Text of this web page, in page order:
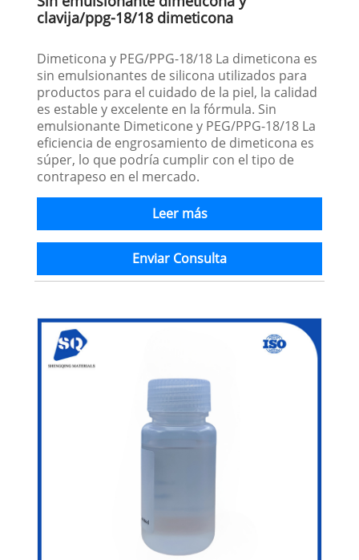
clavija/ppg-18/18 dimeticona
Dimeticona y PEG/PPG-18/18 La dimeticona es
sin emulsionantes de silicona utilizados para
productos para el cuidado de la piel, la calidad
es estable y excelente en la fórmula. Sin
emulsionante Dimeticone y PEG/PPG-18/18 La
eficiencia de engrosamiento de dimeticona es
súper, lo que podría cumplir con el tipo de
contrapeso en el mercado.
Leer más
Enviar Consulta